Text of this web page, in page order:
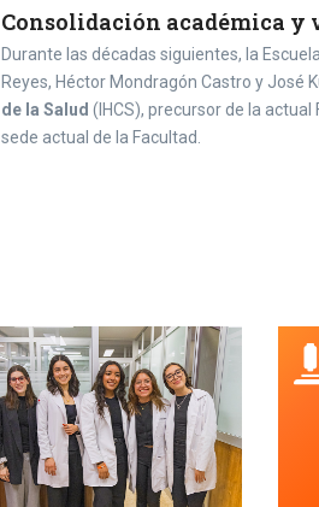
Consolidación académica
Durante las décadas siguientes, la
Reyes, Héctor Mondragón Castro y José
de la Salud (IHCS), precursor de la
sede actual de la Facultad.